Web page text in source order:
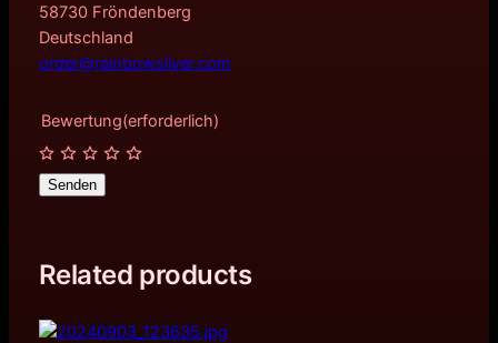
58730 Fröndenberg
Deutschland
order@rainbowsilver.com
Bewertung(erforderlich)
Senden
Related products